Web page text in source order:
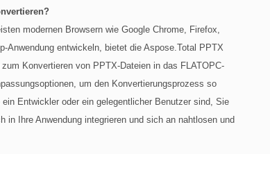
modernen Browsern wie Google Chrome, Firefox,
Anwendung entwickeln, bietet die Aspose.Total PPTX
Konvertieren von PPTX-Dateien in das FLATOPC-
um den Konvertierungsprozess so
Entwickler oder ein gelegentlicher Benutzer sind, Sie
in Ihre Anwendung integrieren und sich an nahtlosen und